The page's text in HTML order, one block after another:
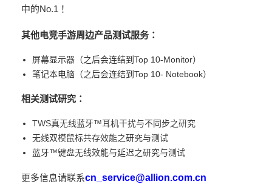
中的No.1！
其他电竞手游周边产品测试服务：
屏幕显示器（之后会连结到Top 10-Monitor）
笔记本电脑（之后会连结到Top 10- Notebook）
相关测试研究：
TWS真无线蓝牙™耳机干扰与不同步之研究
无线双模鼠标共存效能之研究与测试
蓝牙™键盘无线效能与延迟之研究与测试
更多信息请联系cn_service@allion.com.cn